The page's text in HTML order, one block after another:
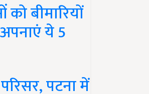
बीमारियों
ये 5
पटना में